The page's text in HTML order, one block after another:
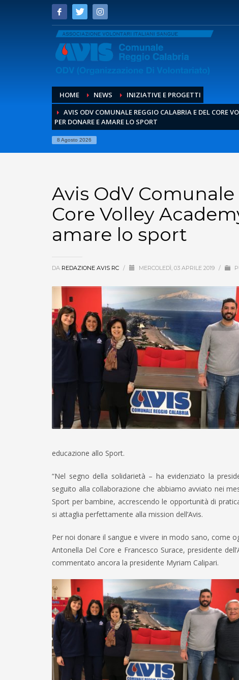
HOME NEWS
INIZIATIVE E PROGETTI
AVIS ODV COMUNALE REGGIO CALABRIA E DEL CORE
PER DONARE E AMARE LO SPORT
8 Agosto 2026
Avis OdV
Core Volley
amare lo sport
DA REDAZIONE AVIS RC / MERCOLEDÌ, 03 APRILE 2019 /
educazione allo Sport.
“Nel segno della solidarietà – ha evidenziato la
seguito alla collaborazione che abbiamo avviato nei
Sport per bambine, accrescendo le opportunità di
si attaglia perfettamente alla mission dell’Avis.
Per noi donare il sangue e vivere in modo sano, come
Antonella Del Core e Francesco Surace, presidente
commentato ancora la presidente Myriam Calipari.